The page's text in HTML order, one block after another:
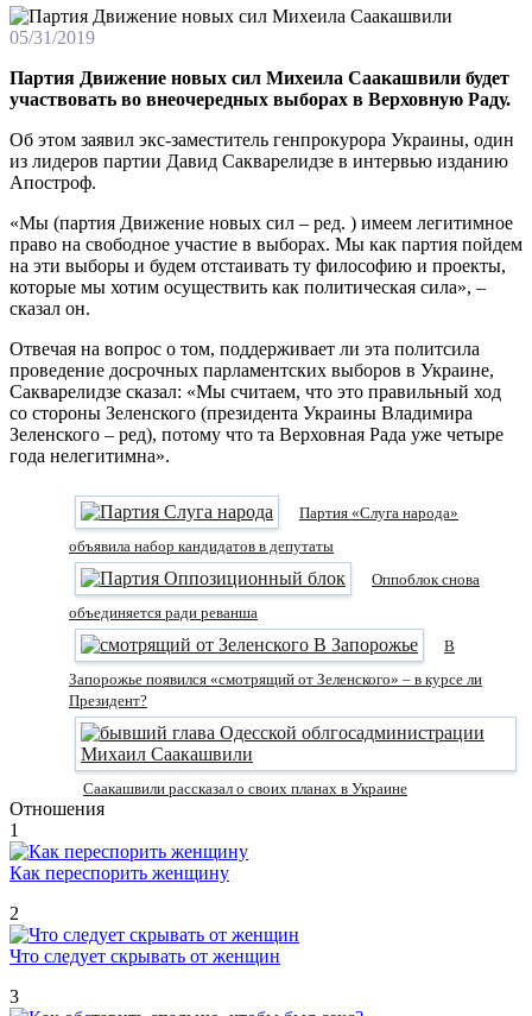
05/31/2019
Партия Движение новых сил Михеила Саакашвили будет
участвовать во внеочередных выборах в Верховную Раду.
Об этом заявил экс-заместитель генпрокурора Украины, один
из лидеров партии Давид Сакварелидзе в интервью изданию
Апостроф.
«Мы (партия Движение новых сил – ред. ) имеем легитимное
право на свободное участие в выборах. Мы как партия пойдем
на эти выборы и будем отстаивать ту философию и проекты,
которые мы хотим осуществить как политическая сила», –
сказал он.
Отвечая на вопрос о том, поддерживает ли эта политсила
проведение досрочных парламентских выборов в Украине,
Сакварелидзе сказал: «Мы считаем, что это правильный ход
со стороны Зеленского (президента Украины Владимира
Зеленского – ред), потому что та Верховная Рада уже четыре
года нелегитимна».
Партия «Слуга народа»
объявила набор кандидатов в депутаты
Оппоблок снова
объединяется ради реванша
В
Запорожье появился «смотрящий от Зеленского» – в курсе ли
Президент?
Саакашвили рассказал о своих планах в Украине
Отношения
1
Как переспорить женщину
2
Что следует скрывать от женщин
3